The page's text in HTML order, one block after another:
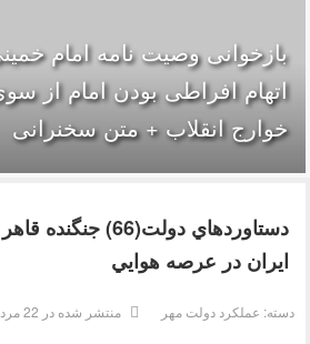
بازخوانی وصیت نامه امام
اتهام افراطی بودن امام از
خوارج انقلاب + متن سخنرانی
دستاوردهاي دولت(66)
ايران در عرصه هوايي
دسته: عملکرد دولت مهر منتشر شده در 22 مرداد 1392